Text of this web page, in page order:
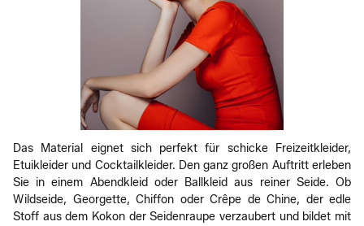
Das Material eignet sich perfekt für schicke Freizeitkleider,
Etuikleider und Cocktailkleider. Den ganz großen Auftritt erleben
Sie in einem Abendkleid oder Ballkleid aus reiner Seide. Ob
Wildseide, Georgette, Chiffon oder Crêpe de Chine, der edle
Stoff aus dem Kokon der Seidenraupe verzaubert und bildet mit